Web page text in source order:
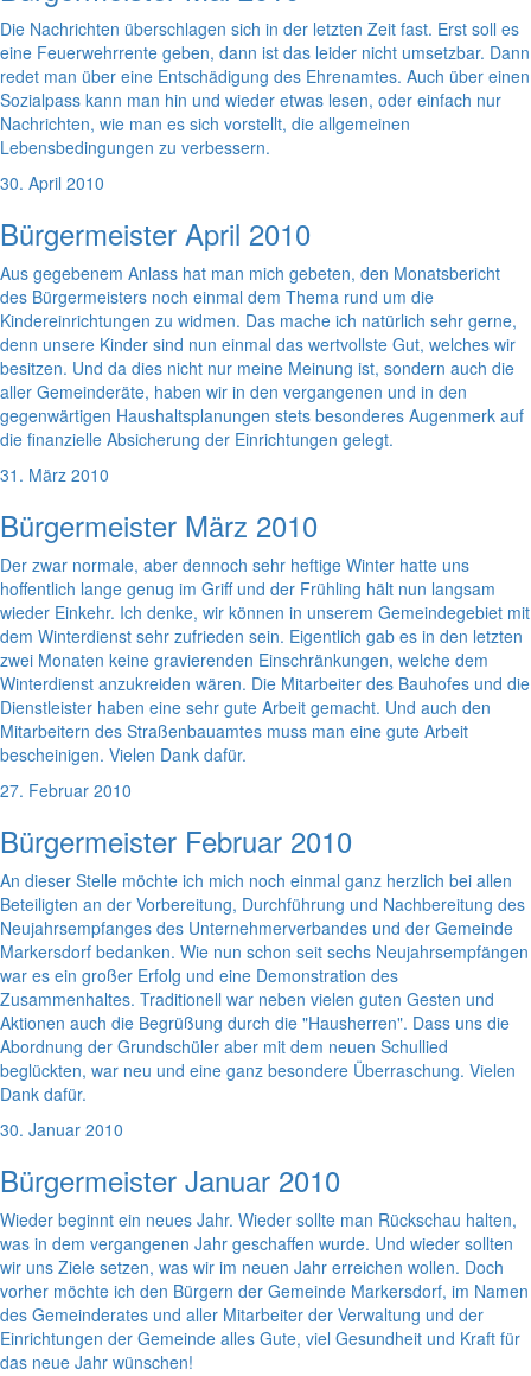
Die Nachrichten überschlagen sich in der letzten Zeit fast. Erst soll es
eine Feuerwehrrente geben, dann ist das leider nicht umsetzbar. Dann
redet man über eine Entschädigung des Ehrenamtes. Auch über einen
Sozialpass kann man hin und wieder etwas lesen, oder einfach nur
Nachrichten, wie man es sich vorstellt, die allgemeinen
Lebensbedingungen zu verbessern.
30. April 2010
Bürgermeister April 2010
Aus gegebenem Anlass hat man mich gebeten, den Monatsbericht
des Bürgermeisters noch einmal dem Thema rund um die
Kindereinrichtungen zu widmen. Das mache ich natürlich sehr gerne,
denn unsere Kinder sind nun einmal das wertvollste Gut, welches wir
besitzen. Und da dies nicht nur meine Meinung ist, sondern auch die
aller Gemeinderäte, haben wir in den vergangenen und in den
gegenwärtigen Haushaltsplanungen stets besonderes Augenmerk auf
die finanzielle Absicherung der Einrichtungen gelegt.
31. März 2010
Bürgermeister März 2010
Der zwar normale, aber dennoch sehr heftige Winter hatte uns
hoffentlich lange genug im Griff und der Frühling hält nun langsam
wieder Einkehr. Ich denke, wir können in unserem Gemeindegebiet mit
dem Winterdienst sehr zufrieden sein. Eigentlich gab es in den letzten
zwei Monaten keine gravierenden Einschränkungen, welche dem
Winterdienst anzukreiden wären. Die Mitarbeiter des Bauhofes und die
Dienstleister haben eine sehr gute Arbeit gemacht. Und auch den
Mitarbeitern des Straßenbauamtes muss man eine gute Arbeit
bescheinigen. Vielen Dank dafür.
27. Februar 2010
Bürgermeister Februar 2010
An dieser Stelle möchte ich mich noch einmal ganz herzlich bei allen
Beteiligten an der Vorbereitung, Durchführung und Nachbereitung des
Neujahrsempfanges des Unternehmerverbandes und der Gemeinde
Markersdorf bedanken. Wie nun schon seit sechs Neujahrsempfängen
war es ein großer Erfolg und eine Demonstration des
Zusammenhaltes. Traditionell war neben vielen guten Gesten und
Aktionen auch die Begrüßung durch die "Hausherren". Dass uns die
Abordnung der Grundschüler aber mit dem neuen Schullied
beglückten, war neu und eine ganz besondere Überraschung. Vielen
Dank dafür.
30. Januar 2010
Bürgermeister Januar 2010
Wieder beginnt ein neues Jahr. Wieder sollte man Rückschau halten,
was in dem vergangenen Jahr geschaffen wurde. Und wieder sollten
wir uns Ziele setzen, was wir im neuen Jahr erreichen wollen. Doch
vorher möchte ich den Bürgern der Gemeinde Markersdorf, im Namen
des Gemeinderates und aller Mitarbeiter der Verwaltung und der
Einrichtungen der Gemeinde alles Gute, viel Gesundheit und Kraft für
das neue Jahr wünschen!